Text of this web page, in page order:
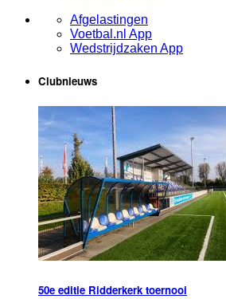
Afgelastingen
Voetbal.nl App
Wedstrijdzaken App
Clubnieuws
50e editie Ridderkerk toernooi